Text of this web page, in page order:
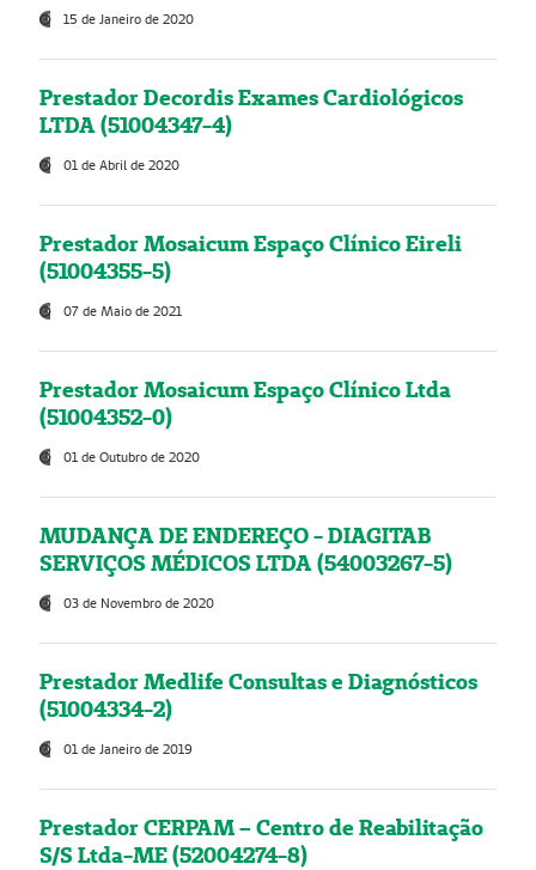
15 de Janeiro de 2020
Prestador Decordis Exames Cardiológicos
LTDA (51004347-4)
01 de Abril de 2020
Prestador Mosaicum Espaço Clínico Eireli
(51004355-5)
07 de Maio de 2021
Prestador Mosaicum Espaço Clínico Ltda
(51004352-0)
01 de Outubro de 2020
MUDANÇA DE ENDEREÇO - DIAGITAB
SERVIÇOS MÉDICOS LTDA (54003267-5)
03 de Novembro de 2020
Prestador Medlife Consultas e Diagnósticos
(51004334-2)
01 de Janeiro de 2019
Prestador CERPAM – Centro de Reabilitação
S/S Ltda-ME (52004274-8)